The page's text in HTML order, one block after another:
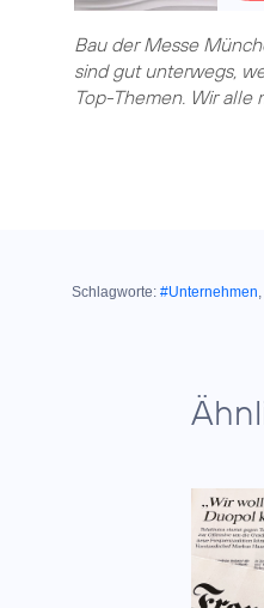
Bau der Messe
sind gut unterwegs,
Top-Themen. Wir alle
Schlagworte: #Unternehmen,